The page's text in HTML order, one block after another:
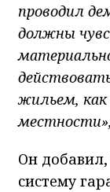
проводил
должны
жильем, как
Он добавил,
систему